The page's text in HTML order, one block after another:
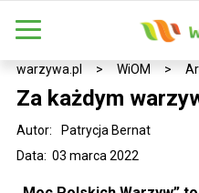
warzywa.pl > WiOM >
Za każdym
Data: 03 marca 2022
Autor: Patrycja Bernat